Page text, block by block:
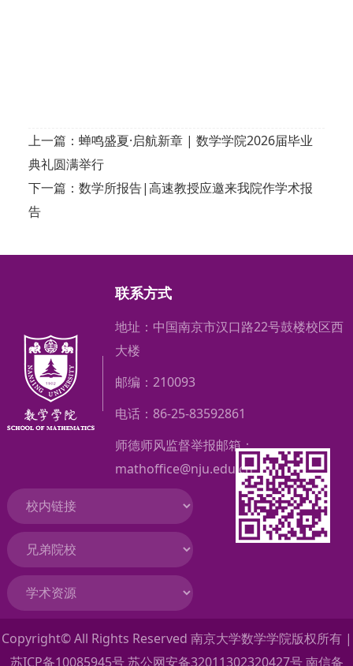
上一篇： 蝉鸣盛夏·启航新章 | 数学学院2026届毕业
典礼圆满举行
下一篇： 数学所报告|高速教授应邀来我院作学术报
告
联系方式
地址：中国南京市汉口路22号鼓楼校区西
大楼
邮编：210093
电话：86-25-83592861
师德师风监督举报邮箱：
mathoffice@nju.edu.cn
Copyright© All Rights Reserved 南京大学数学学院版权所有 |
苏ICP备10085945号 苏公网安备32011302320427号 南信备